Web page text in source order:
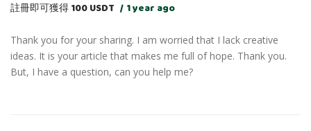
註冊即可獲得 100 USDT 1 year ago
Thank you for your sharing. I am worried that I lack creative
ideas. It is your article that makes me full of hope. Thank you.
But, I have a question, can you help me?